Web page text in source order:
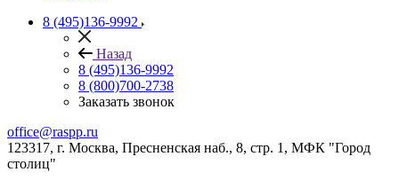
8 (495)136-9992
Назад
8 (495)136-9992
8 (800)700-2738
Заказать звонок
office@raspp.ru
123317, г. Москва, Пресненская наб., 8, стр. 1, МФК "Город
столиц"